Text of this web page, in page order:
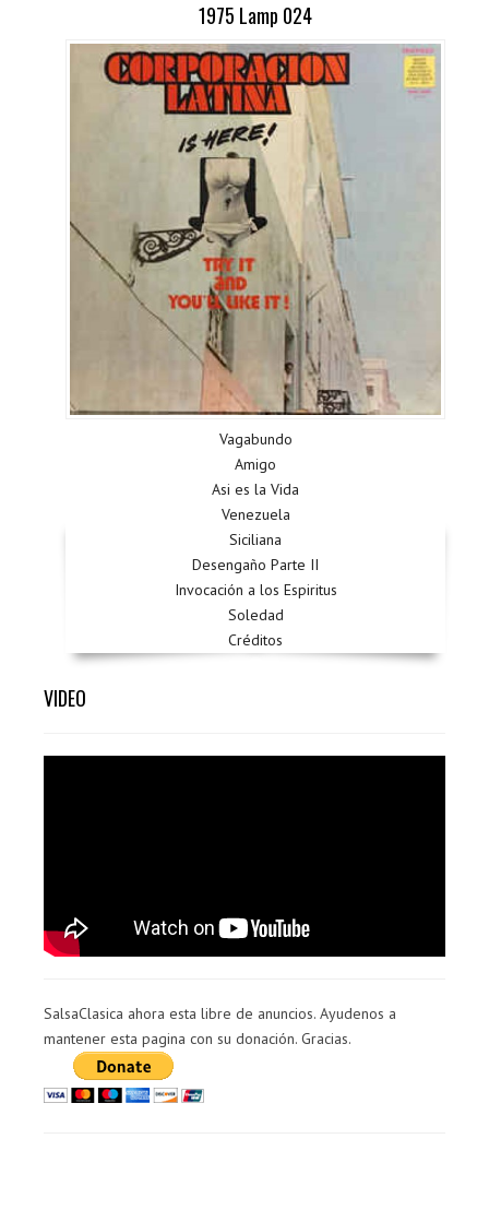
1975 Lamp 024
Vagabundo
Amigo
Asi es la Vida
Venezuela
Siciliana
Desengaño Parte II
Invocación a los Espiritus
Soledad
Créditos
VIDEO
SalsaClasica ahora esta libre de anuncios. Ayudenos a
mantener esta pagina con su donación. Gracias.